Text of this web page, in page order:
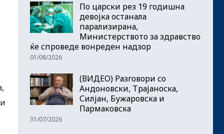
По царски рез 19 годишна
девојка останала
парализирана,
Министерството за здравство
ќе спроведе вонреден надзор
01/08/2026
(ВИДЕО) Разговори со
Андоновски, Трајаноска,
Силјан, Бужаровска и
Пармаковска
31/07/2026